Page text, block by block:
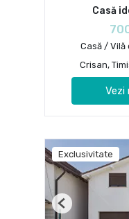
Casă
Casă /
Crisan,
Vezi
Exclusivitate
Previous